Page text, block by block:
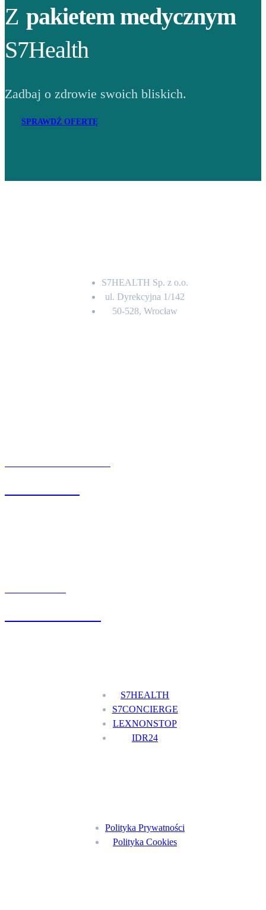
Z pakietem medycznym
S7Health
Zadbaj o zdrowie swoich bliskich.
SPRAWDŹ OFERTĘ
S7HEALTH Sp. z o.o.
ul. Dyrekcyjna 1/142
50-528, Wrocław
S7HEALTH
S7CONCIERGE
LEXNONSTOP
IDR24
Polityka Prywatności
Polityka Cookies